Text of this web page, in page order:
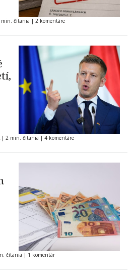
min. čítania | 2 komentáre
| 2 min. čítania | 4 komentáre
čítania | 1 komentár